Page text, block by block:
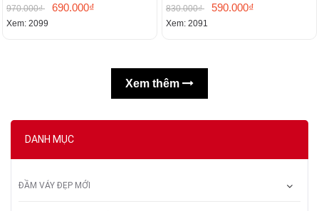
DANH MỤC
ĐẦM VÁY ĐẸP MỚI
970.000₫ 690.000₫
Xem: 2099
830.000₫ 590.000₫
Xem: 2091
Xem thêm